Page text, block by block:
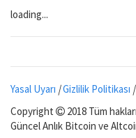
loading...
Yasal Uyarı |Gizlilik Politikası |
Copyright
2018 Tüm
Güncel Anlık Bitcoin ve